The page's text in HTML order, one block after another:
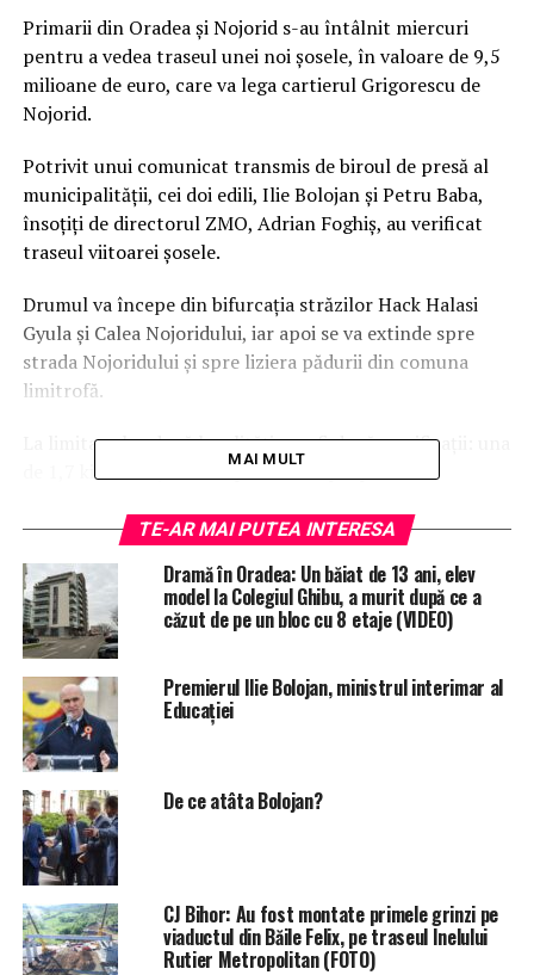
Primarii din Oradea și Nojorid s-au întâlnit miercuri
pentru a vedea traseul unei noi șosele, în valoare de 9,5
milioane de euro, care va lega cartierul Grigorescu de
Nojorid.
Potrivit unui comunicat transmis de biroul de presă al
municipalității, cei doi edili, Ilie Bolojan și Petru Baba,
însoțiți de directorul ZMO, Adrian Foghiş, au verificat
traseul viitoarei șosele.
Drumul va începe din bifurcația străzilor Hack Halasi
Gyula şi Calea Nojoridului, iar apoi se va extinde spre
strada Nojoridului și spre liziera pădurii din comuna
limitrofă.
La limita celor două localităţi, vor fi două ramificații: una
de 1,7 kilometri, care va porni din apropierea
între Nojorid și Livada. Traseul celei de-a doua
ramificaţii, de 1,3 kilometri, va trece prin câmp și va
ajunge până în dreptul Primăriei Nojorid.
Proiectul are inclusă și o pistă de biciclete, care va fi
amenjată pe toată lungimea drumului, pe partea
dreaptă. Mai mult, Bolojan a adăugat că „împreună cu
Primăria Nojorid ne propunem să punem în valoare
pădurea din Nojorid, de lângă drumul de legătură
locuitorii din cartierul Grigorescu şi cei ai comunei
Nojorid”.
Scopul principal al șoselei va fi scăderea aglomerației de
pe DN79, dar și o conectare mai bună între comună și
orașul de pe Criș.
MAI MULT
TE-AR MAI PUTEA INTERESA
Dramă în Oradea: Un băiat de 13 ani, elev
model la Colegiul Ghibu, a murit după ce a
căzut de pe un bloc cu 8 etaje (VIDEO)
Premierul Ilie Bolojan, ministrul interimar al
Educației
De ce atâta Bolojan?
CJ Bihor: Au fost montate primele grinzi pe
viaductul din Băile Felix, pe traseul Inelului
Rutier Metropolitan (FOTO)